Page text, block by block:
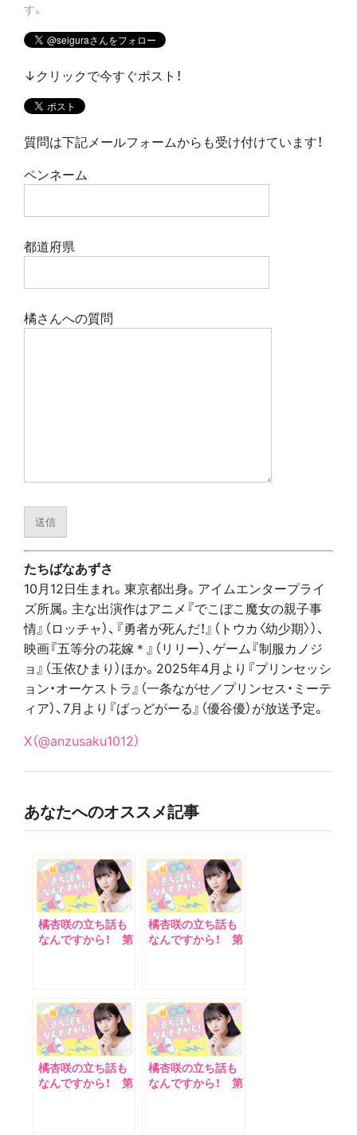
す。
↓クリックで今すぐポスト！
質問は下記メールフォームからも受け付けています！
ペンネーム
都道府県
橘さんへの質問
たちばなあずさ
10月12日生まれ。東京都出身。アイムエンタープライ
ズ所属。主な出演作はアニメ『でこぼこ魔女の親子事
情』（ロッチャ）、『勇者が死んだ！』（トウカ〈幼少期〉）、
映画『五等分の花嫁＊』（リリー）、ゲーム『制服カノジ
ョ』（玉依ひまり）ほか。2025年4月より『プリンセッシ
ョン・オーケストラ』（一条ながせ／プリンセス・ミーテ
ィア）、7月より『ばっどがーる』（優谷優）が放送予定。
X（@anzusaku1012）
あなたへのオススメ記事
橘杏咲の立ち話も
なんですから！ 第
橘杏咲の立ち話も
なんですから！ 第
橘杏咲の立ち話も
なんですから！ 第
橘杏咲の立ち話も
なんですから！ 第